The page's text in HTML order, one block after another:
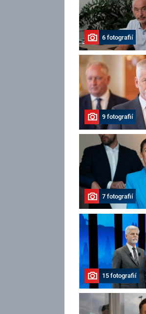
6 fotografií
9 fotografií
7 fotografií
15 fotografií